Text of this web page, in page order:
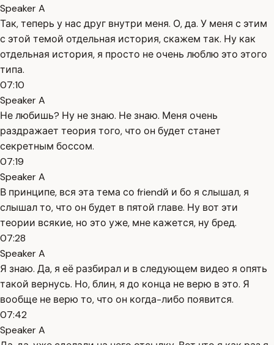
Speaker A
Так, теперь у нас друг внутри меня. О, да. У меня с этим
с этой темой отдельная история, скажем так. Ну как
отдельная история, я просто не очень люблю это этого
типа.
07:10
Speaker A
Не любишь? Ну не знаю. Не знаю. Меня очень
раздражает теория того, что он будет станет
секретным боссом.
07:19
Speaker A
В принципе, вся эта тема со friendй и бо я слышал, я
слышал то, что он будет в пятой главе. Ну вот эти
теории всякие, но это уже, мне кажется, ну бред.
07:28
Speaker A
Я знаю. Да, я её разбирал и в следующем видео я опять
такой вернусь. Но, блин, я до конца не верю в это. Я
вообще не верю то, что он когда-либо появится.
07:42
Speaker A